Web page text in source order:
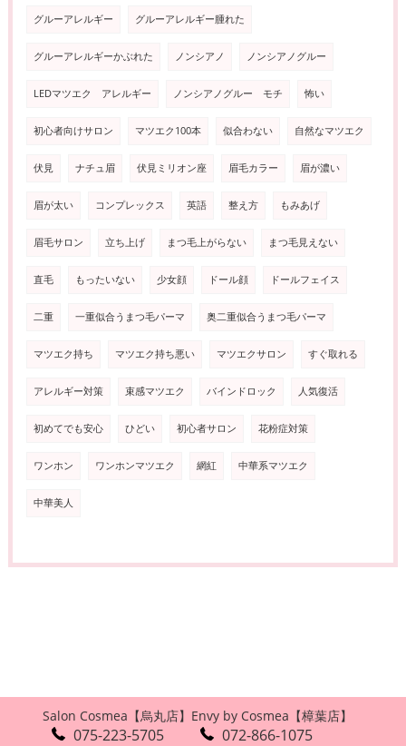
グルーアレルギー グルーアレルギー腫れた
グルーアレルギーかぶれた ノンシアノ ノンシアノグルー
LEDマツエク アレルギー ノンシアノグルー モチ 怖い
初心者向けサロン マツエク100本 似合わない 自然なマツエク
伏見 ナチュ眉 伏見ミリオン座 眉毛カラー 眉が濃い
眉が太い コンプレックス 英語 整え方 もみあげ
眉毛サロン 立ち上げ まつ毛上がらない まつ毛見えない
直毛 もったいない 少女顔 ドール顔 ドールフェイス
二重 一重似合うまつ毛パーマ 奥二重似合うまつ毛パーマ
マツエク持ち マツエク持ち悪い マツエクサロン すぐ取れる
アレルギー対策 束感マツエク バインドロック 人気復活
初めてでも安心 ひどい 初心者サロン 花粉症対策
ワンホン ワンホンマツエク 網紅 中華系マツエク
中華美人
Salon Cosmea【烏丸店】
075-223-5705
Envy by Cosmea【樟葉店】
072-866-1075